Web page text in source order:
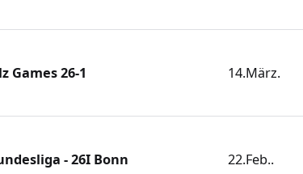
Games 26-1 14.März.
- 26I Bonn 22.Feb..